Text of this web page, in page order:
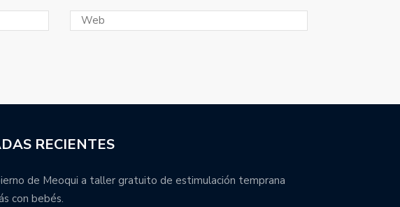
RECIENTES
de Meoqui a taller gratuito de estimulación temprana
con bebés.